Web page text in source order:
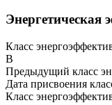
Энергетическая
Класс
B
Предыдущий класс
Дата присвоения
Класс